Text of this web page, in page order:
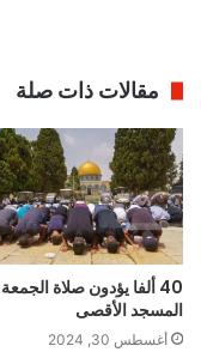
مقالات ذات صلة
40 ألفا يؤدون صلاة
المسجد الأقصى
أغسطس 30, 2024